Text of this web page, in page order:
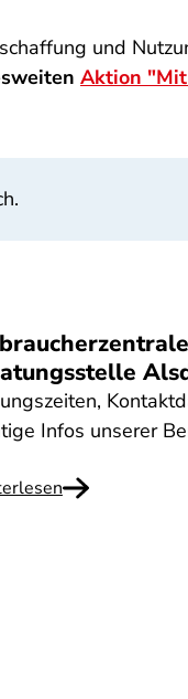
und
Aktion
Infos unserer